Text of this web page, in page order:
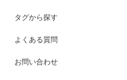
タグから探す
よくある質問
お問い合わせ